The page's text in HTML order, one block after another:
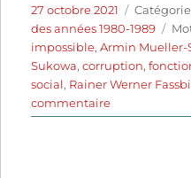
Publié
le
27 octobre 2021
des années 1980-1989
impossible,Armin Mueller-
Sukowa,corruption,
social, Rainer Werner
commentairesur
Lola,